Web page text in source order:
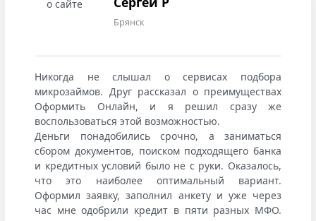
Брянск
Никогда не слышал о сервисах подбора
микрозаймов. Друг рассказал о преимуществах
Оформить Онлайн, и я решил сразу же
воспользоваться этой возможностью.
Деньги понадобились срочно, а заниматься
сбором документов, поиском подходящего банка
и кредитных условий было не с руки. Оказалось,
что это наиболее оптимальный вариант.
Оформил заявку, заполнил анкету и уже через
час мне одобрили кредит в пяти разных МФО.